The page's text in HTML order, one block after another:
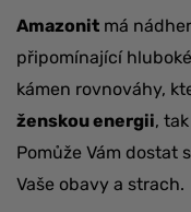
Amazonit má
připomínající
kámen rovnováhy,
ženskou energii,
Pomůže Vám dostat
Vaše obavy a strach.